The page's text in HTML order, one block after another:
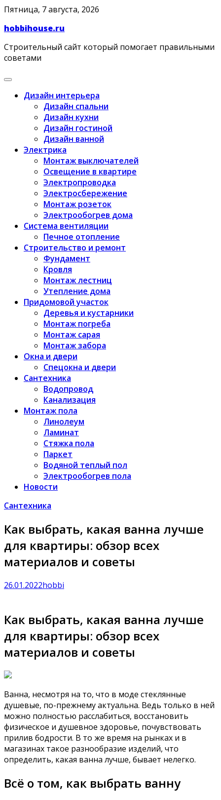
Skip
content
Пятница, 7 августа, 2026
hobbihouse.ru
Строительный сайт который помогает правильными
советами
Дизайн интерьера
Дизайн спальни
Дизайн кухни
Дизайн гостиной
Дизайн ванной
Электрика
Монтаж выключателей
Освещение в квартире
Электропроводка
Электросбережение
Монтаж розеток
Электрообогрев дома
Система вентиляции
Печное отопление
Строительство и ремонт
Фундамент
Кровля
Монтаж лестниц
Утепление дома
Придомовой участок
Деревья и кустарники
Монтаж погреба
Монтаж сарая
Монтаж забора
Окна и двери
Спецокна и двери
Сантехника
Водопровод
Канализация
Монтаж пола
Линолеум
Ламинат
Стяжка пола
Паркет
Водяной теплый пол
Электрообогрев пола
Новости
Сантехника
Как выбрать, какая ванна лучше
для квартиры: обзор всех
материалов и советы
26.01.2022hobbi
Как выбрать, какая ванна лучше
для квартиры: обзор всех
материалов и советы
Ванна, несмотря на то, что в моде стеклянные
душевые, по-прежнему актуальна. Ведь только в ней
можно полностью расслабиться, восстановить
физическое и душевное здоровье, почувствовать
прилив бодрости. В то же время на рынках и в
магазинах такое разнообразие изделий, что
определить, какая ванна лучше, бывает нелегко.
Всё о том, как выбрать ванну